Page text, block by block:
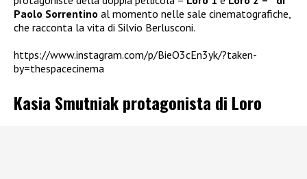
Paolo Sorrentino al momento nelle sale cinematografiche,
che racconta la vita di Silvio Berlusconi.
https://www.instagram.com/p/BieO3cEn3yk/?taken-
by=thespacecinema
Kasia Smutniak protagonista di Loro